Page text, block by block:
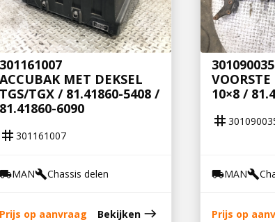
301161007
ACCUBAK MET DEKSEL
TGS/TGX / 81.41860-5408 /
81.41860-6090
tag 301161007
local_shippingMANbuildChassis delen
Prijs op aanvraag Bekijken east
301090035
VOORSTE
10×8 /
tag
local_shippingMANbuild
Prijs op